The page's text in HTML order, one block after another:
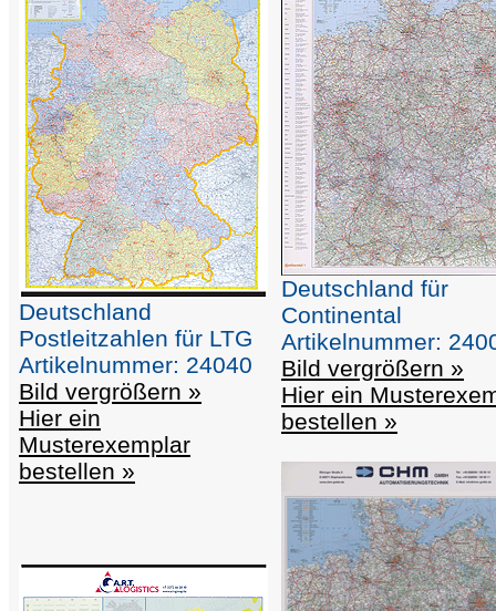
Deutschland
Postleitzahlen für LTG
Artikelnummer: 24040
Bild vergrößern »
Hier ein
Musterexemplar
bestellen »
Deutschland für
Continental
Artikelnummer:
Bild vergrößern »
Hier ein
bestellen »